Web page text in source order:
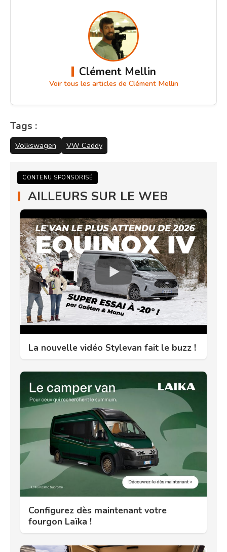
Clément Mellin
Voir tous les articles de Clément Mellin
Tags :
Volkswagen VW Caddy
CONTENU SPONSORISÉ
AILLEURS SUR LE WEB
La nouvelle vidéo Stylevan fait le buzz !
Configurez dès maintenant votre
fourgon Laïka !